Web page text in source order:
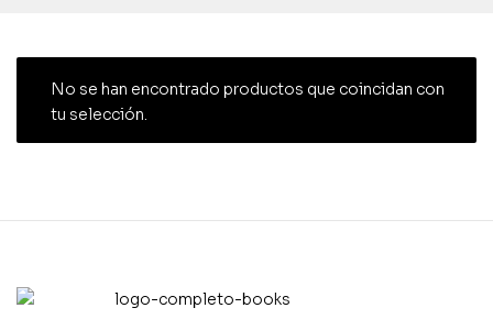
No se han encontrado productos que coincidan con
tu selección.